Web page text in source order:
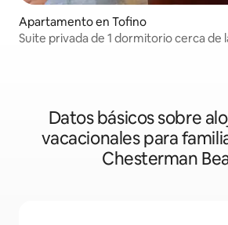
Apartamento en Tofino
Suite privada de 1 dormitorio cerca de
Datos básicos sobre
vacacionales para
Chesterman